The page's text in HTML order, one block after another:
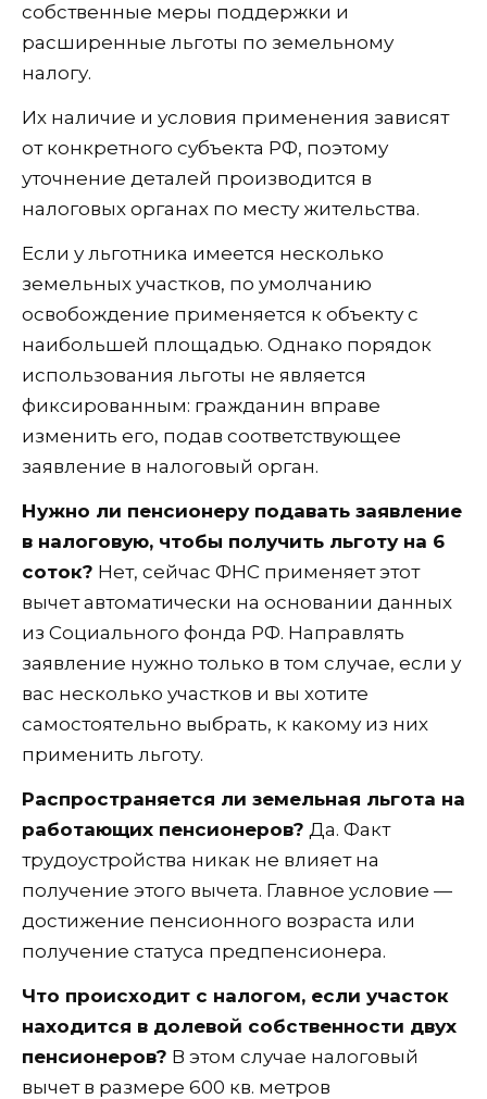
собственные меры поддержки и
расширенные льготы по земельному
налогу.
Их наличие и условия применения зависят
от конкретного субъекта РФ, поэтому
уточнение деталей производится в
налоговых органах по месту жительства.
Если у льготника имеется несколько
земельных участков, по умолчанию
освобождение применяется к объекту с
наибольшей площадью. Однако порядок
использования льготы не является
фиксированным: гражданин вправе
изменить его, подав соответствующее
заявление в налоговый орган.
Нужно ли пенсионеру подавать заявление
в налоговую, чтобы получить льготу на 6
соток? Нет, сейчас ФНС применяет этот
вычет автоматически на основании данных
из Социального фонда РФ. Направлять
заявление нужно только в том случае, если у
вас несколько участков и вы хотите
самостоятельно выбрать, к какому из них
применить льготу.
Распространяется ли земельная льгота на
работающих пенсионеров? Да. Факт
трудоустройства никак не влияет на
получение этого вычета. Главное условие —
достижение пенсионного возраста или
получение статуса предпенсионера.
Что происходит с налогом, если участок
находится в долевой собственности двух
пенсионеров? В этом случае налоговый
вычет в размере 600 кв. метров